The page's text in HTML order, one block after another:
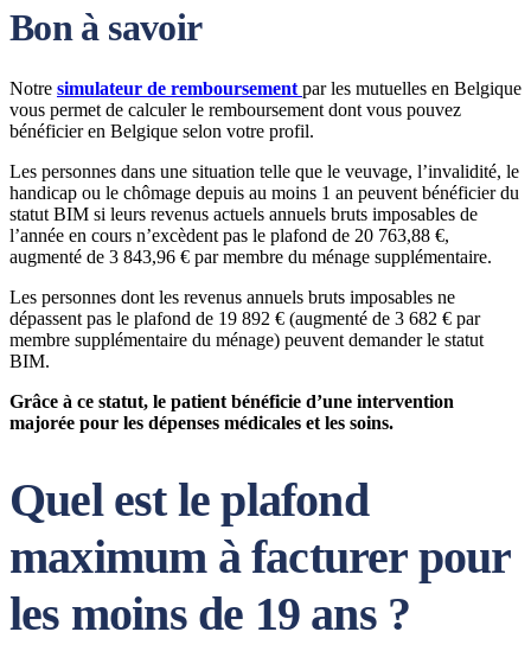
Bon à savoir
Notre simulateur de remboursement par les mutuelles en Belgique
vous permet de calculer le remboursement dont vous pouvez
bénéficier en Belgique selon votre profil.
Les personnes dans une situation telle que le veuvage, l’invalidité, le
handicap ou le chômage depuis au moins 1 an peuvent bénéficier du
statut BIM si leurs revenus actuels annuels bruts imposables de
l’année en cours n’excèdent pas le plafond de 20 763,88 €,
augmenté de 3 843,96 € par membre du ménage supplémentaire.
Les personnes dont les revenus annuels bruts imposables ne
dépassent pas le plafond de 19 892 € (augmenté de 3 682 € par
membre supplémentaire du ménage) peuvent demander le statut
BIM.
Grâce à ce statut, le patient bénéficie d’une intervention
majorée pour les dépenses médicales et les soins.
Quel est le plafond
maximum à facturer pour
les moins de 19 ans ?